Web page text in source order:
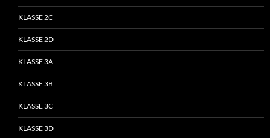
KLASSE 2C
KLASSE 2D
KLASSE 3A
KLASSE 3B
KLASSE 3C
KLASSE 3D